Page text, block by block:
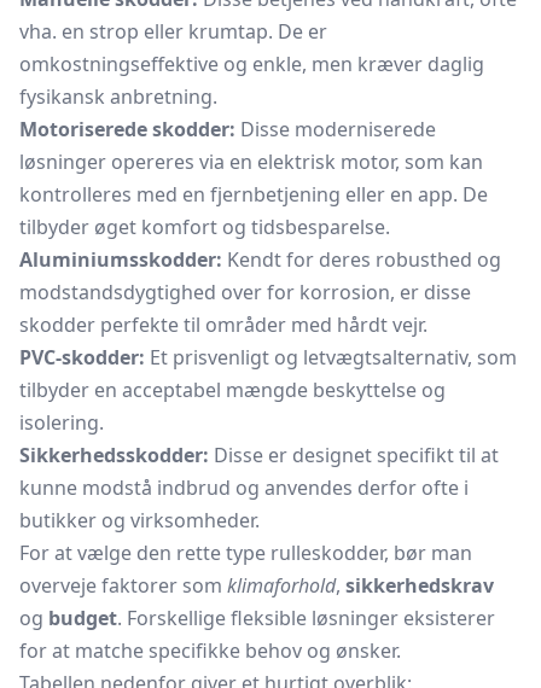
vha. en strop eller krumtap. De er
omkostningseffektive og enkle, men kræver daglig
fysikansk anbretning.
Motoriserede skodder: Disse moderniserede
løsninger opereres via en elektrisk motor, som kan
kontrolleres med en fjernbetjening eller en app. De
tilbyder øget komfort og tidsbesparelse.
Aluminiumsskodder: Kendt for deres robusthed og
modstandsdygtighed over for korrosion, er disse
skodder perfekte til områder med hårdt vejr.
PVC-skodder: Et prisvenligt og letvægtsalternativ, som
tilbyder en acceptabel mængde beskyttelse og
isolering.
Sikkerhedsskodder: Disse er designet specifikt til at
kunne modstå indbrud og anvendes derfor ofte i
butikker og virksomheder.
For at vælge den rette type rulleskodder, bør man
overveje faktorer som klimaforhold, sikkerhedskrav
og budget. Forskellige fleksible løsninger eksisterer
for at matche specifikke behov og ønsker.